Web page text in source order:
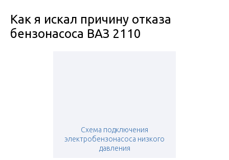
Как я искал причину отказа
бензонасоса ВАЗ 2110
Схема подключения
электробензонасоса низкого
давления